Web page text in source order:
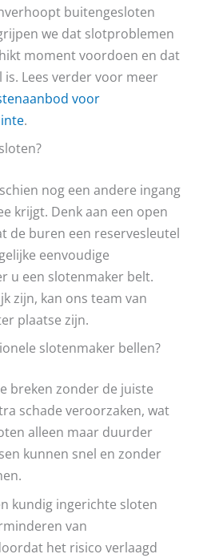
buitengesloten
we dat slotproblemen
moment voordoen en dat
Lees verder voor meer
voor
.
nog een andere ingang
krijgt. Denk aan een open
de buren een reservesleutel
eenvoudige
u een slotenmaker belt.
zijn, kan ons team van
plaatse zijn.
slotenmaker bellen?
breken zonder de juiste
schade veroorzaken, wat
alleen maar duurder
kunnen snel en zonder
kundig ingerichte sloten
van
het risico verlaagd